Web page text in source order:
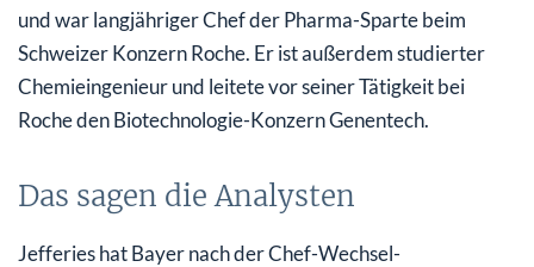
und war langjähriger Chef der Pharma-Sparte beim
Schweizer Konzern Roche. Er ist außerdem studierter
Chemieingenieur und leitete vor seiner Tätigkeit bei
Roche den Biotechnologie-Konzern Genentech.
Das sagen die Analysten
Jefferies hat Bayer nach der Chef-Wechsel-